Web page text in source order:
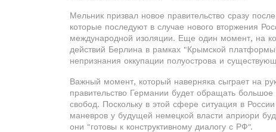
Мельник призвал новое правительство сразу
которые последуют в случае нового вторжения
международной изоляции. Еще один момент, на
действий Берлина в рамках "Крымской
непризнания оккупации полуострова и
Важный момент, который наверняка сыграет на
правительство Германии будет обращать
свобод. Поскольку в этой сфере ситуация в
маневров у будущей немецкой власти априори
они "готовы к конструктивному диалогу с РФ".